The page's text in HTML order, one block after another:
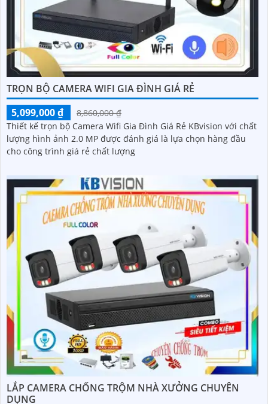
TRỌN BỘ CAMERA WIFI GIA ĐÌNH GIÁ RẺ
5,099,000 ₫
8,860,000 ₫
Thiết kế trọn bộ Camera Wifi Gia Đình Giá Rẻ KBvision với chất
lượng hình ảnh 2.0 MP được đánh giá là lựa chọn hàng đầu
cho công trình giá rẻ chất lượng
LẮP CAMERA CHỐNG TRỘM NHÀ XƯỞNG CHUYÊN
DỤNG